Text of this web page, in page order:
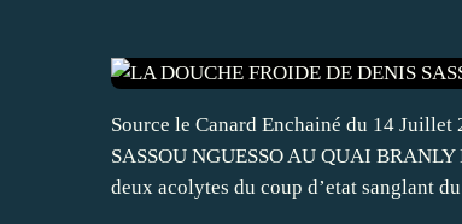
Source le Canard Enchainé du 14
SASSOU NGUESSO AU QUAI
deux acolytes du coup d’etat sanglant